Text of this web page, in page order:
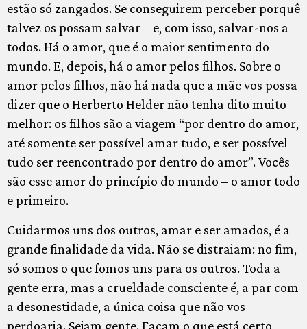
estão só zangados. Se conseguirem perceber porquê
talvez os possam salvar – e, com isso, salvar-nos a
todos. Há o amor, que é o maior sentimento do
mundo. E, depois, há o amor pelos filhos. Sobre o
amor pelos filhos, não há nada que a mãe vos possa
dizer que o Herberto Helder não tenha dito muito
melhor: os filhos são a viagem “por dentro do amor,
até somente ser possível amar tudo, e ser possível
tudo ser reencontrado por dentro do amor”. Vocês
são esse amor do princípio do mundo – o amor todo
e primeiro.
Cuidarmos uns dos outros, amar e ser amados, é a
grande finalidade da vida. Não se distraiam: no fim,
só somos o que fomos uns para os outros. Toda a
gente erra, mas a crueldade consciente é, a par com
a desonestidade, a única coisa que não vos
perdoaria. Sejam gente. Façam o que está certo,